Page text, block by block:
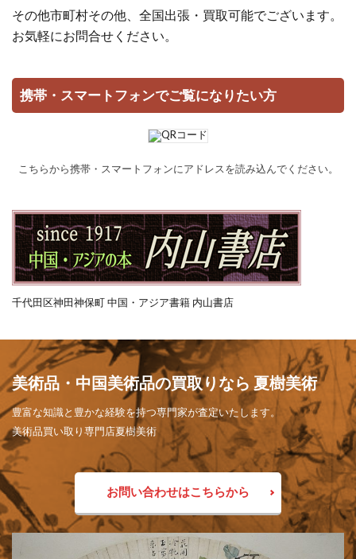
その他市町村その他、全国出張・買取可能でございます。
お気軽にお問合せください。
携帯・スマートフォンでご覧になりたい方
こちらから携帯・スマートフォンにアドレスを読み込んでください。
千代田区神田神保町 中国・アジア書籍 内山書店
美術品・中国美術品の買取りなら 夏樹美術
豊富な知識と豊かな経験を持つ専門家が査定いたします。
美術品買い取り専門店夏樹美術
お問い合わせはこちらから